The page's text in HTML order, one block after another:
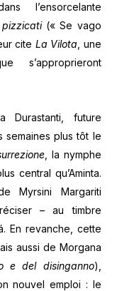
l’ensorcelante
pizzicati (« Se vago
cite La Vilota , une
s’approprieront
Durastanti, future
semaines plus tôt le
, la nymphe
central qu’Aminta.
Myrsini Margariti
– au timbre
En revanche, cette
aussi de Morgana
e del disinganno),
nouvel emploi : le